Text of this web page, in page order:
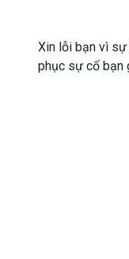
Xin lỗi bạn vì sự
phục sự cố bạn